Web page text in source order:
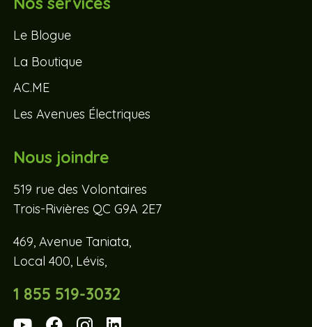
Le Blogue
La Boutique
AC.ME
Les Avenues Électriques
Nous joindre
519 rue des Volontaires
Trois-Rivières QC G9A 2E7
469, Avenue Taniata,
Local 400, Lévis,
1 855 519-3032